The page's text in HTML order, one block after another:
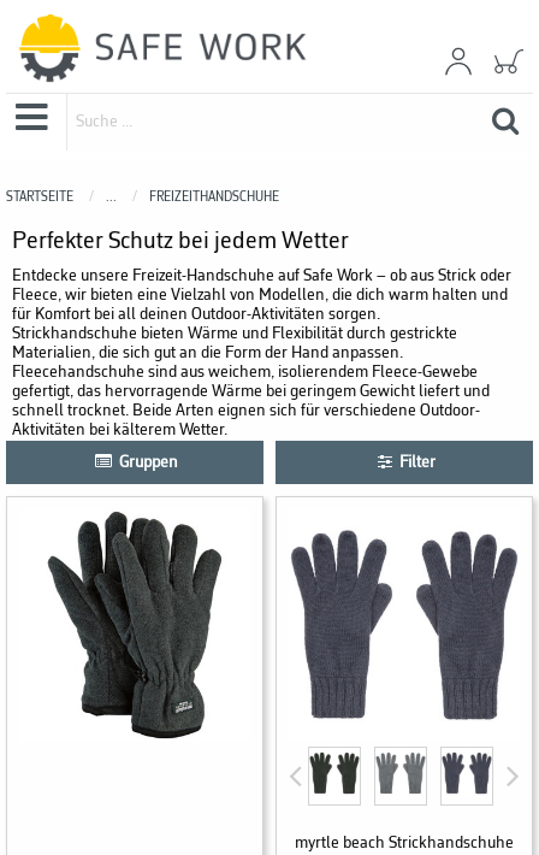
STARTSEITE ... FREIZEITHANDSCHUHE
Perfekter Schutz bei jedem Wetter
Entdecke unsere Freizeit-Handschuhe auf Safe Work – ob aus Strick oder
Fleece, wir bieten eine Vielzahl von Modellen, die dich warm halten und
für Komfort bei all deinen Outdoor-Aktivitäten sorgen.
Strickhandschuhe bieten Wärme und Flexibilität durch gestrickte
Materialien, die sich gut an die Form der Hand anpassen.
Fleecehandschuhe sind aus weichem, isolierendem Fleece-Gewebe
gefertigt, das hervorragende Wärme bei geringem Gewicht liefert und
schnell trocknet. Beide Arten eignen sich für verschiedene Outdoor-
Aktivitäten bei kälterem Wetter.
Gruppen
Filter
myrtle beach Strickhandschuhe